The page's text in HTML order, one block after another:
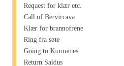
Request for klær etc.
Call of Bervircava
Klær for brannofrene
Ring fra søte
Going to Kurmenes
Return Saldus